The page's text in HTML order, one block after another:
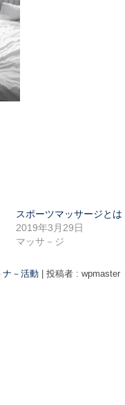
スポーツマッサージとは
2019年3月29日
マッサ－ジ
ナ－活動
投稿者 : wpmaster